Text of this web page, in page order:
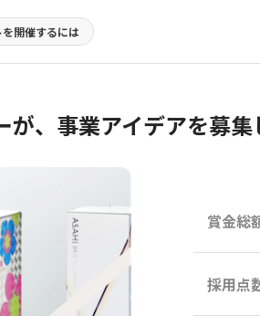
開催するには
、事業アイデアを募集
賞金総
採用点